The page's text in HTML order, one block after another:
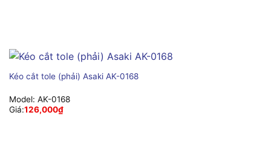
Kéo cắt tole (phải) Asaki AK-0168
Model: AK-0168
Giá:126,000₫